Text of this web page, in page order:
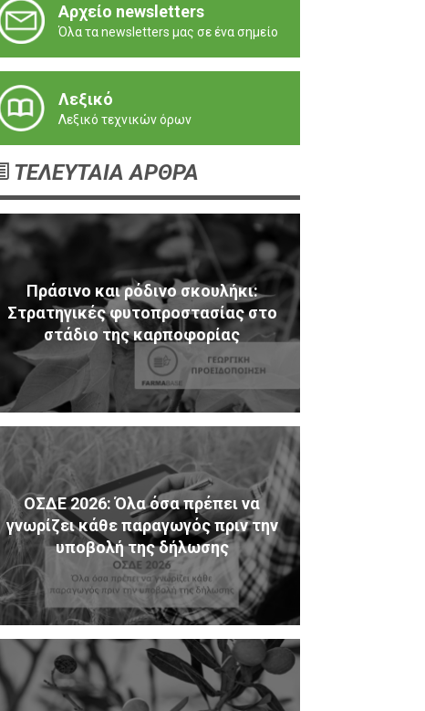
Αρχείο newsletters
Όλα τα newsletters μας σε ένα σημείο
Λεξικό
Λεξικό τεχνικών όρων
ΤΕΛΕΥΤΑΙΑ ΑΡΘΡΑ
Πράσινο και ρόδινο σκουλήκι:
Στρατηγικές φυτοπροστασίας στο
στάδιο της καρποφορίας
ΟΣΔΕ 2026: Όλα όσα πρέπει να
γνωρίζει κάθε παραγωγός πριν την
υποβολή της δήλωσης